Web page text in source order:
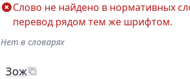
Слово не найдено в нормативных
перевод рядом тем же шрифтом.
Нет в словарях
Зож